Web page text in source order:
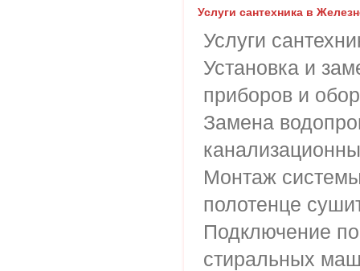
Услуги сантехника в
Услуги
Установка и
приборов и
Замена
Монтаж
полотенце
Подключение
стиральных